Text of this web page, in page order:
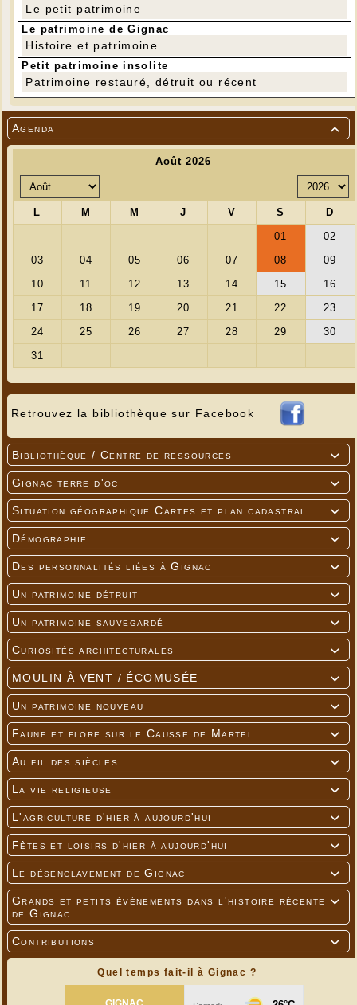

Agenda
Retrouvez la bibliothèque sur Facebook

Bibliothèque / Centre de ressources

Gignac terre d'oc

Situation géographique Cartes et plan cadastral

Démographie

Des personnalités liées à Gignac

Un patrimoine détruit

Un patrimoine sauvegardé

Curiosités architecturales

MOULIN À VENT / ÉCOMUSÉE

Un patrimoine nouveau

Faune et flore sur le Causse de Martel

Au fil des siècles

La vie religieuse

L'agriculture d'hier à aujourd'hui

Fêtes et loisirs d'hier à aujourd'hui

Le désenclavement de Gignac

Grands et petits événements dans l'histoire récente
de Gignac

Contributions
Quel temps fait-il à Gignac ?
Le petit patrimoine
Le patrimoine de Gignac
Histoire et patrimoine
Petit patrimoine insolite
Patrimoine restauré, détruit ou récent